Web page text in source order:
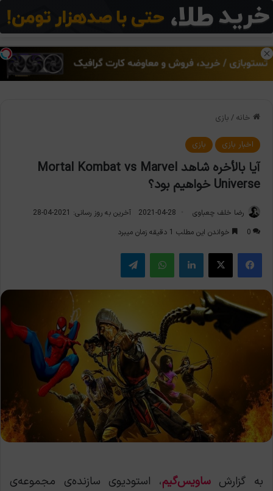
منو
خانه / بازی
اخبار بازی بازی
آیا بالأخره شاهد Mortal Kombat vs Marvel
Universe خواهیم بود؟
رضا خلف چعباوی 2021-04-28
آخرین به روز رسانی: 2021-04-28
0
خواندن این مطلب 1 دقیقه زمان میبرد
فیس بوک X لینکدین واتس آپ تلگرام
به گزارشساویس‌گیم، استودیوی سازنده‌ی مجموعه‌ی